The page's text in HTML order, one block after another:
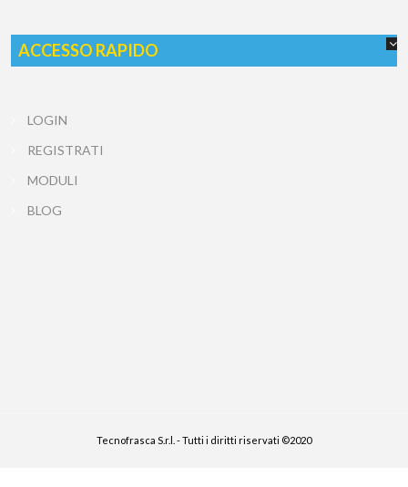
ACCESSO RAPIDO
LOGIN
REGISTRATI
MODULI
BLOG
Tecnofrasca S.r.l. - Tutti i diritti riservati ©2020